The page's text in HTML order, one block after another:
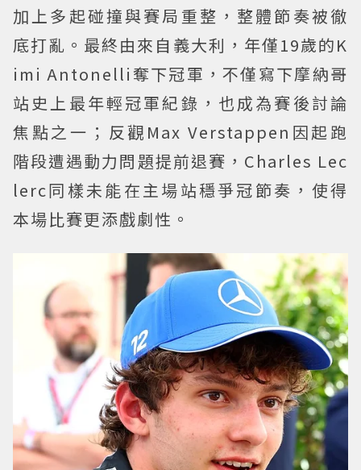
加上多起碰撞與賽局重整，整體節奏被徹
底打亂。最終由來自義大利，年僅19歲的K
imi Antonelli奪下冠軍，不僅寫下摩納哥
站史上最年輕冠軍紀錄，也成為賽後討論
焦點之一；反觀Max Verstappen因起跑
階段遭遇動力問題提前退賽，Charles Lec
lerc同樣未能在主場站穩爭冠節奏，使得
本場比賽更添戲劇性。